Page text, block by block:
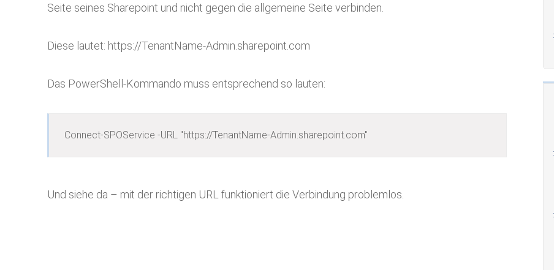
Seite seines Sharepoint und nicht gegen die allgemeine Seite verbinden.
Diese lautet: https://TenantName-Admin.sharepoint.com
Das PowerShell-Kommando muss entsprechend so lauten:
Connect-SPOService -URL "https://TenantName-Admin.sharepoint.com"
Und siehe da – mit der richtigen URL funktioniert die Verbindung problemlos.